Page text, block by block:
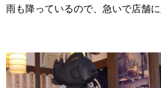
雨も降っているので、急いで店舗に